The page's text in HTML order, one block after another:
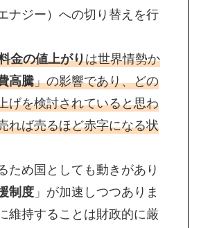
ナジー）への切り替えを行
金の値上がりは世界情勢か
高騰」の影響であり、どの
げを検討されていると思わ
れば売るほど赤字になる状
ため国としても動きがあり
制度」が加速しつつありま
維持することは財政的に厳